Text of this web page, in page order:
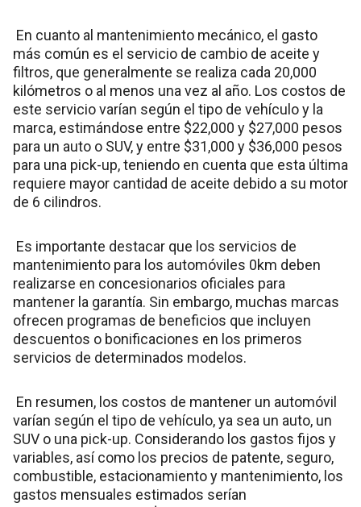
En cuanto al mantenimiento mecánico, el gasto
más común es el servicio de cambio de aceite y
filtros, que generalmente se realiza cada 20,000
kilómetros o al menos una vez al año. Los costos de
este servicio varían según el tipo de vehículo y la
marca, estimándose entre $22,000 y $27,000 pesos
para un auto o SUV, y entre $31,000 y $36,000 pesos
para una pick-up, teniendo en cuenta que esta última
requiere mayor cantidad de aceite debido a su motor
de 6 cilindros.
Es importante destacar que los servicios de
mantenimiento para los automóviles 0km deben
realizarse en concesionarios oficiales para
mantener la garantía. Sin embargo, muchas marcas
ofrecen programas de beneficios que incluyen
descuentos o bonificaciones en los primeros
servicios de determinados modelos.
En resumen, los costos de mantener un automóvil
varían según el tipo de vehículo, ya sea un auto, un
SUV o una pick-up. Considerando los gastos fijos y
variables, así como los precios de patente, seguro,
combustible, estacionamiento y mantenimiento, los
gastos mensuales estimados serían